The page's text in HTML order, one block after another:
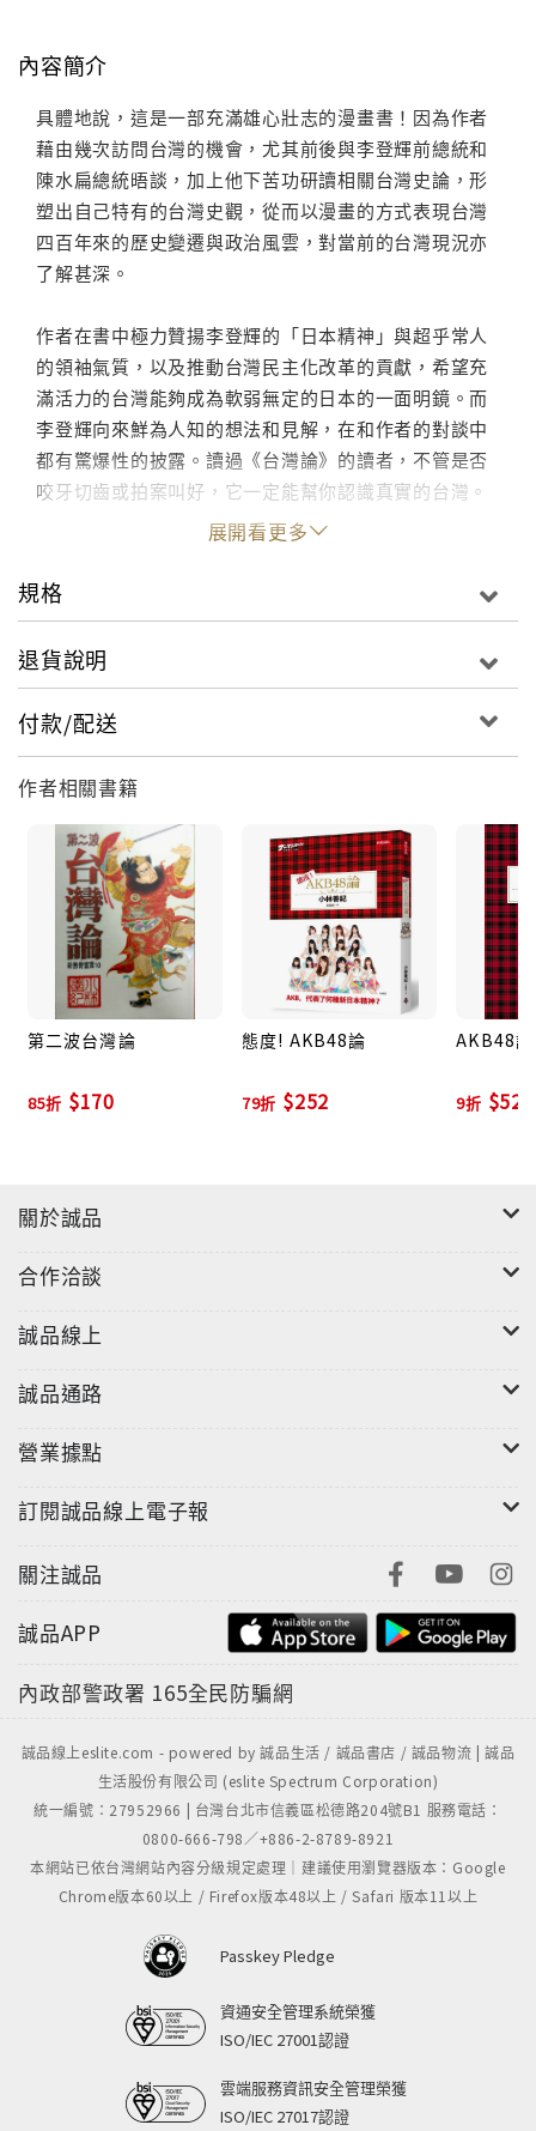
內容簡介
具體地說，這是一部充滿雄心壯志的漫畫書！因為作者
藉由幾次訪問台灣的機會，尤其前後與李登輝前總統和
陳水扁總統晤談，加上他下苦功研讀相關台灣史論，形
塑出自己特有的台灣史觀，從而以漫畫的方式表現台灣
四百年來的歷史變遷與政治風雲，對當前的台灣現況亦
了解甚深。
作者在書中極力贊揚李登輝的「日本精神」與超乎常人
的領袖氣質，以及推動台灣民主化改革的貢獻，希望充
滿活力的台灣能夠成為軟弱無定的日本的一面明鏡。而
李登輝向來鮮為人知的想法和見解，在和作者的對談中
都有驚爆性的披露。讀過《台灣論》的讀者，不管是否
咬牙切齒或拍案叫好，它一定能幫你認識真實的台灣。
展開看更多
規格
退貨說明
付款/配送
作者相關書籍
第二波台灣論
85折 $170
態度! AKB48論
79折 $252
AKB48論
9折 $526
關於誠品
合作洽談
誠品線上
誠品通路
營業據點
訂閱誠品線上電子報
關注誠品
誠品APP
內政部警政署 165全民防騙網
誠品線上eslite.com - powered by 誠品生活 / 誠品書店 / 誠品物流 | 誠品
生活股份有限公司 (eslite Spectrum Corporation)
統一編號：27952966 | 台灣台北市信義區松德路204號B1 服務電話：
0800-666-798／+886-2-8789-8921
本網站已依台灣網站內容分級規定處理｜建議使用瀏覽器版本：Google
Chrome版本60以上 / Firefox版本48以上 / Safari 版本11以上
Passkey Pledge
資通安全管理系統榮獲
ISO/IEC 27001認證
雲端服務資訊安全管理榮獲
ISO/IEC 27017認證